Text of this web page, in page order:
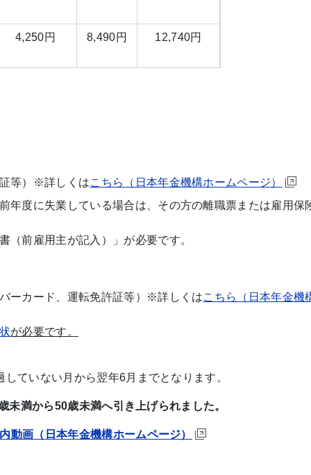
4,250円 8,490円 12,740円
等）※詳しくはこちら（日本年金機構ホームページ）
年度に失業している場合は、その方の離職票または雇用保
（前雇用主が記入）」が必要です。
ーカード、運転免許証等）※詳しくはこちら（日本年金機
が必要です。
ていない月から翌年6月までとなります。
満から50歳未満へ引き上げられました。
画（日本年金機構ホームページ）